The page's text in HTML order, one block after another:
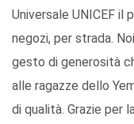
Universale UNICEF il
negozi, per strada.
gesto di generosità
alle ragazze dello
di qualità. Grazie per